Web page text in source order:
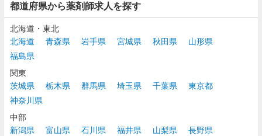
都道府県から薬剤師求人を探す
北海道・東北
北海道
青森県 岩手県 宮城県 秋田県
山形県
福島県
関東
茨城県
栃木県 群馬県 埼玉県 千葉県
東京都
神奈川県
中部
新潟県
富山県 石川県 福井県 山梨県
長野県